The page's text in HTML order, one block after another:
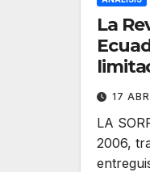
La
Witt
17
LA
2006,